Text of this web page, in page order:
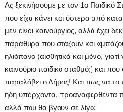
Ας ξεκινήσουμε με τον 1ο Παιδικό
που είχα κάνει και ύστερα από
μεν είναι καινούργιος, αλλά έχει
παράθυρα που στάζουν και
ηλιόπανο (αισθητικά και μόνο,
καινούριο παιδικό σταθμό;) και που
παραλάβει ο Δήμος! Και πως να
ήδη υπάρχοντα, προαναφερθέντα
αλλά που θα βγουν σε λίγο;